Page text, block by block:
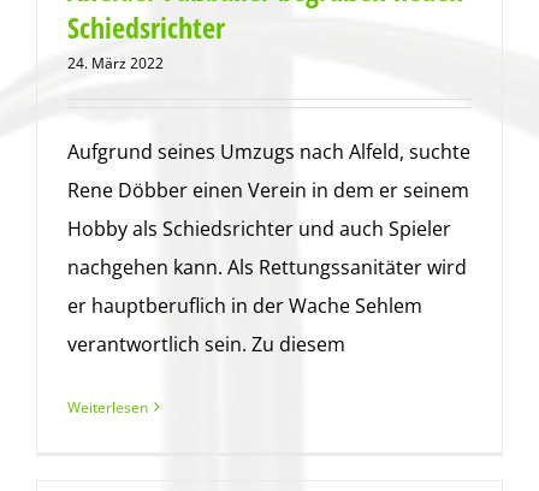
Schiedsrichter
24. März 2022
Aufgrund seines Umzugs nach Alfeld, suchte
Rene Döbber einen Verein in dem er seinem
Hobby als Schiedsrichter und auch Spieler
nachgehen kann. Als Rettungssanitäter wird
er hauptberuflich in der Wache Sehlem
verantwortlich sein. Zu diesem
Weiterlesen